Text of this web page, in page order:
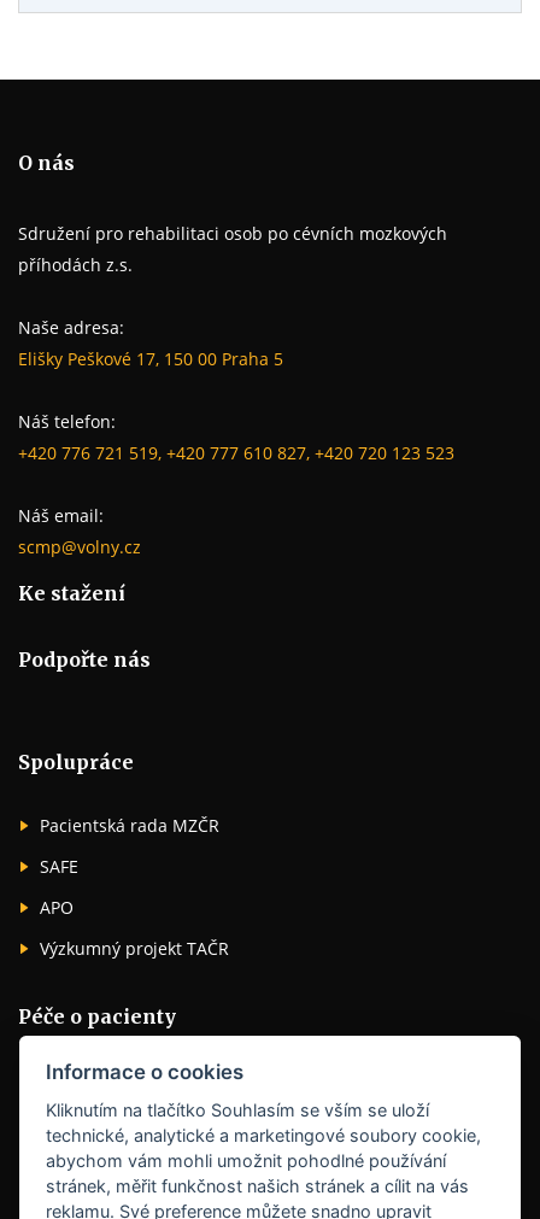
O nás
Sdružení pro rehabilitaci osob po cévních mozkových
příhodách z.s.
Naše adresa:
Elišky Peškové 17, 150 00 Praha 5
Náš telefon:
+420 776 721 519, +420 777 610 827, +420 720 123 523
Náš email:
scmp@volny.cz
Ke stažení
Podpořte nás
Spolupráce
Pacientská rada MZČR
SAFE
APO
Výzkumný projekt TAČR
Péče o pacienty
Iktové jednotky
Rehabilitační zařízení
Lázně
Ostatní
Informace o cookies
Kliknutím na tlačítko Souhlasím se vším se uloží
technické, analytické a marketingové soubory cookie,
abychom vám mohli umožnit pohodlné používání
stránek, měřit funkčnost našich stránek a cílit na vás
reklamu. Své preference můžete snadno upravit